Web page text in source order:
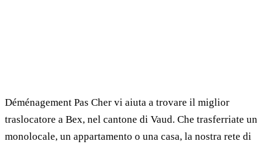
Déménagement Pas Cher vi aiuta a trovare il miglior
traslocatore a Bex, nel cantone di Vaud. Che trasferriate un
monolocale, un appartamento o una casa, la nostra rete di